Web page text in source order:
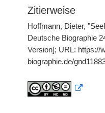
Zitierweise
Hoffmann, Dieter,
Deutsche Biographie
Version]; URL: https://
biographie.de/